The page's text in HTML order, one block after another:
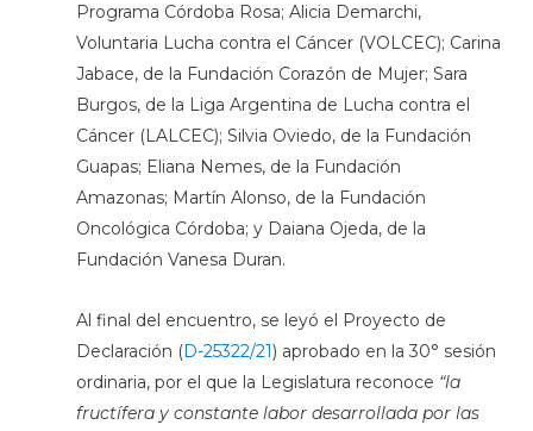
Programa Córdoba Rosa; Alicia Demarchi,
Voluntaria Lucha contra el Cáncer (VOLCEC); Carina
Jabace, de la Fundación Corazón de Mujer; Sara
Burgos, de la Liga Argentina de Lucha contra el
Cáncer (LALCEC); Silvia Oviedo, de la Fundación
Guapas; Eliana Nemes, de la Fundación
Amazonas; Martín Alonso, de la Fundación
Oncológica Córdoba; y Daiana Ojeda, de la
Fundación Vanesa Duran.
Al final del encuentro, se leyó el Proyecto de
Declaración (D-25322/21) aprobado en la 30° sesión
ordinaria, por el que la Legislatura reconoce “la
fructífera y constante labor desarrollada por las